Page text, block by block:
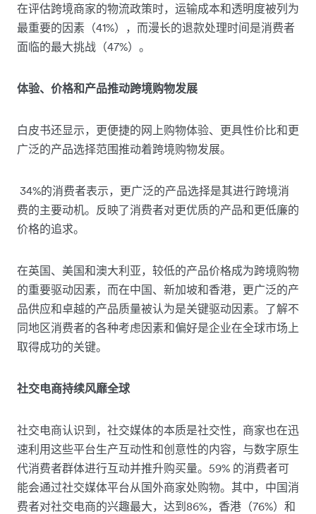
在评估跨境商家的物流政策时，运输成本和透明度被列为
最重要的因素（41%），而漫长的退款处理时间是消费者
面临的最大挑战（47%）。
体验、价格和产品推动跨境购物发展
白皮书还显示，更便捷的网上购物体验、更具性价比和更
广泛的产品选择范围推动着跨境购物发展。
34%的消费者表示，更广泛的产品选择是其进行跨境消
费的主要动机。反映了消费者对更优质的产品和更低廉的
价格的追求。
在英国、美国和澳大利亚，较低的产品价格成为跨境购物
的重要驱动因素，而在中国、新加坡和香港，更广泛的产
品供应和卓越的产品质量被认为是关键驱动因素。了解不
同地区消费者的各种考虑因素和偏好是企业在全球市场上
取得成功的关键。
社交电商持续风靡全球
社交电商认识到，社交媒体的本质是社交性，商家也在迅
速利用这些平台生产互动性和创意性的内容，与数字原生
代消费者群体进行互动并推升购买量。59% 的消费者可
能会通过社交媒体平台从国外商家处购物。其中，中国消
费者对社交电商的兴趣最大，达到86%，香港（76%）和